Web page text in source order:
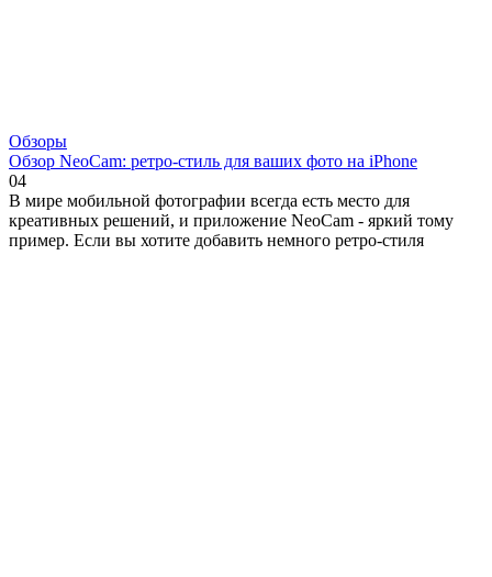
Обзоры
Обзор NeoCam: ретро-стиль для ваших фото на iPhone
04
В мире мобильной фотографии всегда есть место для
креативных решений, и приложение NeoCam - яркий тому
пример. Если вы хотите добавить немного ретро-стиля